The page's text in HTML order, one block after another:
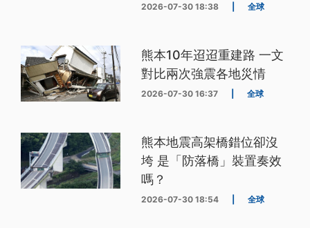
2026-07-30 18:38 全球
熊本10年迢迢重建路 一文
對比兩次強震各地災情
2026-07-30 16:37 全球
熊本地震高架橋錯位卻沒
垮 是「防落橋」裝置奏效
嗎？
2026-07-30 18:54 全球